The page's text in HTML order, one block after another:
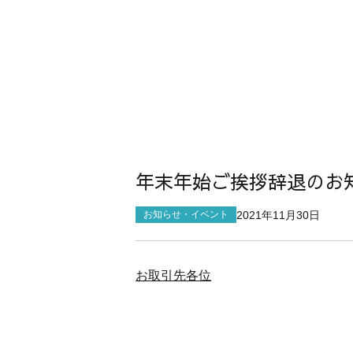
年末年始ご挨拶辞退のお
お知らせ・イベント 2021年11月30日
お取引先各位